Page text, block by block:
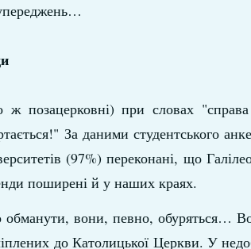
позацерковні) при словах
За даними студентського
(97%) переконані, що
поширені й у наших краях.
вони, певно, обуряться…
до Католицької Церкви. У